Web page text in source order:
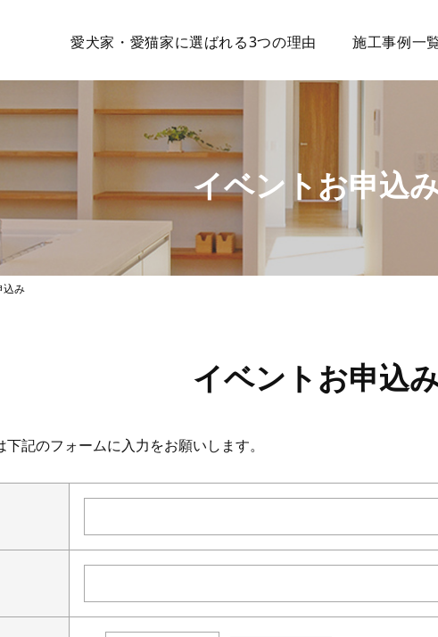
イベントお申込
込み
イベントお申込
記のフォームに入力をお願いします。
愛犬家・愛猫家に選ばれる3つの理由 施工事例一